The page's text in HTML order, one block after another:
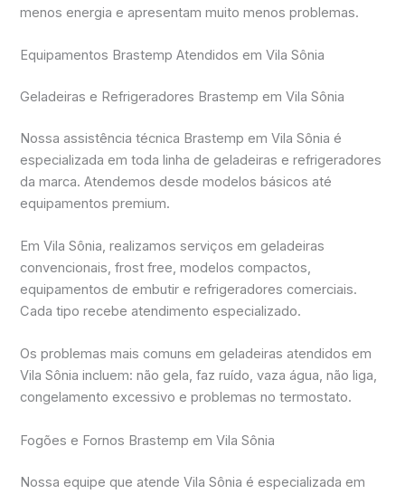
menos energia e apresentam muito menos problemas.
Equipamentos Brastemp Atendidos em Vila Sônia
Geladeiras e Refrigeradores Brastemp em Vila Sônia
Nossa assistência técnica Brastemp em Vila Sônia é
especializada em toda linha de geladeiras e refrigeradores
da marca. Atendemos desde modelos básicos até
equipamentos premium.
Em Vila Sônia, realizamos serviços em geladeiras
convencionais, frost free, modelos compactos,
equipamentos de embutir e refrigeradores comerciais.
Cada tipo recebe atendimento especializado.
Os problemas mais comuns em geladeiras atendidos em
Vila Sônia incluem: não gela, faz ruído, vaza água, não liga,
congelamento excessivo e problemas no termostato.
Fogões e Fornos Brastemp em Vila Sônia
Nossa equipe que atende Vila Sônia é especializada em